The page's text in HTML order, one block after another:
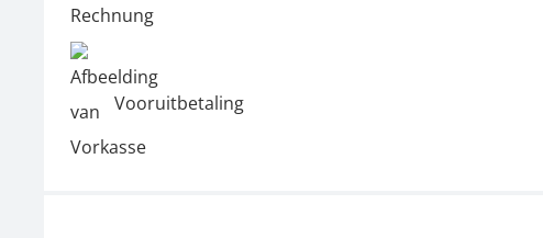
Vooruitbetaling